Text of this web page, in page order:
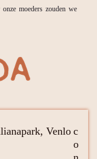
moeders zouden we
Iedereen heeft
Venlo c
o